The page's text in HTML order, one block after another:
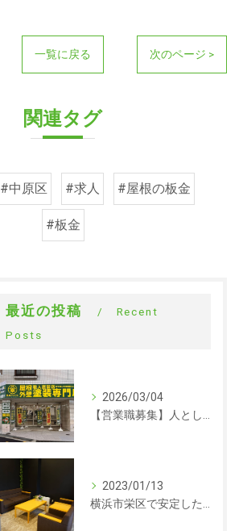
一覧に戻る 次のページ >
関連タグ
#中原区 #求人 #屋根の板金
#板金
最近の投稿
Recent
Posts
2026/03/04
2023/01/13